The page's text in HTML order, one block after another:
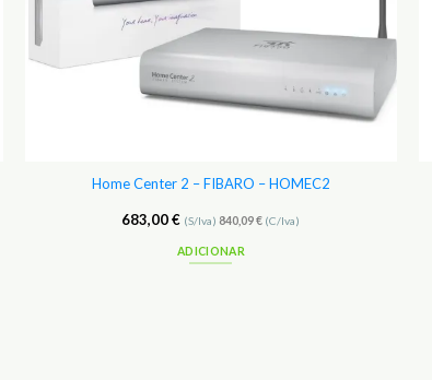
Home Center 2 – FIBARO – HOMEC2
683,00€ (S/Iva)840,09€ (C/Iva)
ADICIONAR